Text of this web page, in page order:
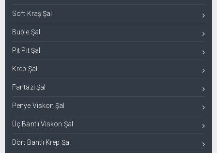
Soft Kraş Şal
Buble Şal
Pıt Pıt Şal
Krep Şal
Fantazi Şal
Penye Viskon Şal
Üç Bantlı Viskon Şal
Dört Bantlı Krep Şal